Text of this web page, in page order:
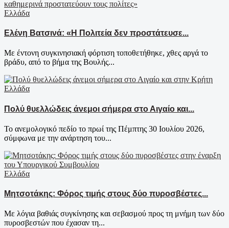
Ελλάδα
Ελένη Βατσινά: «Η Πολιτεία δεν προστάτευσε...
Με έντονη συγκινησιακή φόρτιση τοποθετήθηκε, χθες αργά το
βράδυ, από το βήμα της Βουλής...
Ελλάδα
Πολύ θυελλώδεις άνεμοι σήμερα στο Αιγαίο και...
Το ανεμολογικό πεδίο το πρωί της Πέμπτης 30 Ιουλίου 2026,
σύμφωνα με την ανάρτηση του...
Ελλάδα
Μητσοτάκης: Φόρος τιμής στους δύο πυροσβέστες...
Με λόγια βαθιάς συγκίνησης και σεβασμού προς τη μνήμη των δύο
πυροσβεστών που έχασαν τη...